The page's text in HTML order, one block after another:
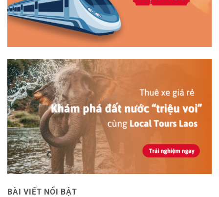
BÀI VIẾT NỔI BẬT